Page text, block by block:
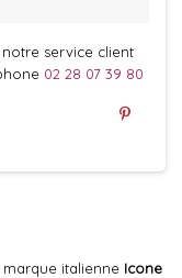
service client
02 28 07 39 80
marque italienne Icone